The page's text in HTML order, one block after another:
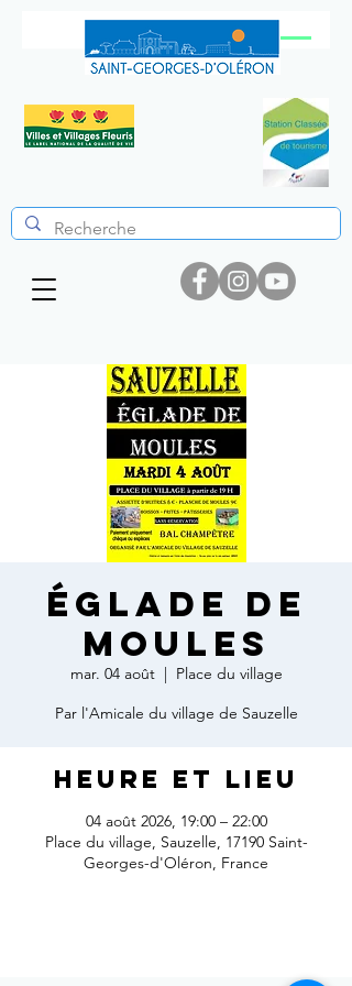
Églade de
moules
mar. 04 août
  |
Place du village
Par l'Amicale du village de Sauzelle
Heure et lieu
04 août 2026, 19:00 – 22:00
Place du village, Sauzelle, 17190 Saint-
Georges-d'Oléron, France